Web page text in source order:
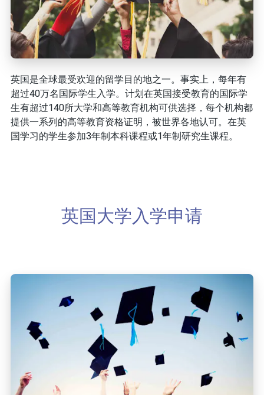
英国是全球最受欢迎的留学目的地之一。事实上，每年有
超过40万名国际学生入学。计划在英国接受教育的国际学
生有超过140所大学和高等教育机构可供选择，每个机构都
提供一系列的高等教育资格证明，被世界各地认可。在英
国学习的学生参加3年制本科课程或1年制研究生课程。
英国大学入学申请